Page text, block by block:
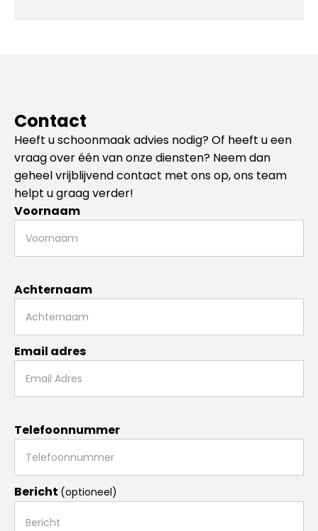
Contact
Heeft u schoonmaak advies nodig? Of heeft u een
vraag over één van onze diensten? Neem dan
geheel vrijblijvend contact met ons op, ons team
helpt u graag verder!
Voornaam
Achternaam
Email adres
Telefoonnummer
Bericht (optioneel)